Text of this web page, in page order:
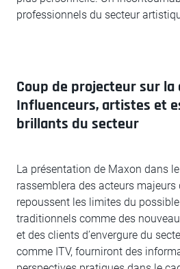
professionnels du secteur
Coup de projecteur sur la
Influenceurs, artistes et
brillants du secteur
La présentation de Maxon dans le
rassemblera des acteurs majeurs
repoussent les limites du
traditionnels comme des
et des clients d’envergure du
comme ITV, fourniront des